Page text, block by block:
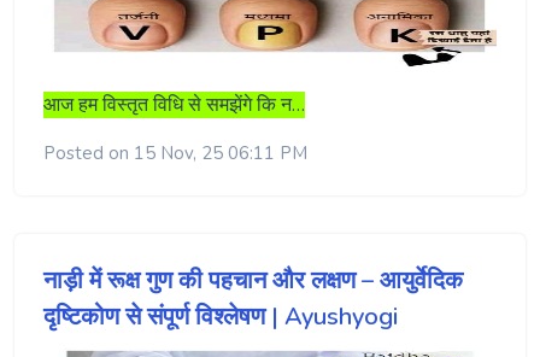
आज हम विस्तृत विधि से समझेंगे कि न…
Posted on 15 Nov, 25 06:11 PM
नाड़ी में रूक्ष गुण की पहचान और लक्षण – आयुर्वेदिक
दृष्टिकोण से संपूर्ण विश्लेषण | Ayushyogi